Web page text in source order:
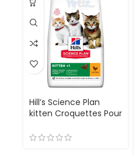
Hill’s Science Plan
kitten Croquettes Pour
(3kg)